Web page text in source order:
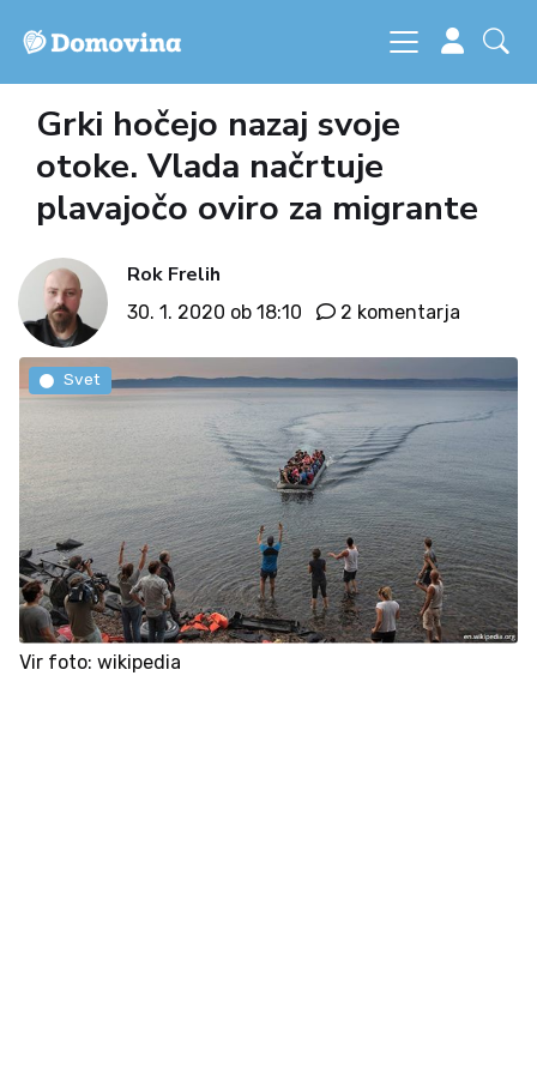
Grki hočejo nazaj svoje
otoke. Vlada načrtuje
plavajočo oviro za migrante
Rok Frelih
30. 1. 2020 ob 18:10 2 komentarja
Vir foto: wikipedia
Svet